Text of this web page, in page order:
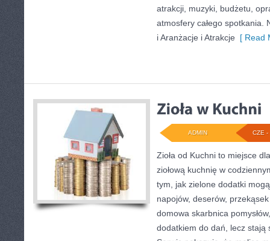
atrakcji, muzyki, budżetu,
atmosfery całego spotkania.
i Aranżacje i Atrakcje [ Read
CZE -
ADMIN
Zioła od Kuchni to miejsce
ziołową kuchnię w
tym, jak zielone dodatki
napojów, deserów,
domowa skarbnica
dodatkiem do dań, lecz stają